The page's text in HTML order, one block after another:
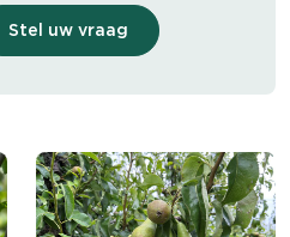
Stel uw vraag